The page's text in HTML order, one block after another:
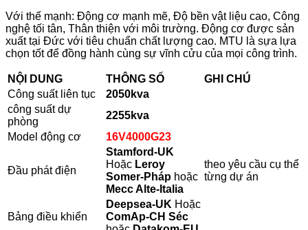
Với thế mạnh: Động cơ mạnh mẽ, Độ bền vật liệu cao, Công
nghệ tối tân, Thân thiện với môi trường. Động cơ được sản
xuất tại Đức với tiêu chuẩn chất lượng cao. MTU là sựa lựa
chọn tốt để đồng hành cùng sự vĩnh cửu của mọi công trình.
NỘI DUNG THÔNG SỐ
GHI CHÚ
Công suất liên tục
2050kva
công suất dự
phòng
2255kva
Model động cơ
16V4000G23
Đầu phát điện
Stamford-UK
Hoặc Leroy
Somer-Pháp hoặc
Mecc Alte-Italia
theo yêu cầu cụ thể
từng dự án
Bảng điều khiển
Deepsea-UK Hoặc
ComAp-CH Séc